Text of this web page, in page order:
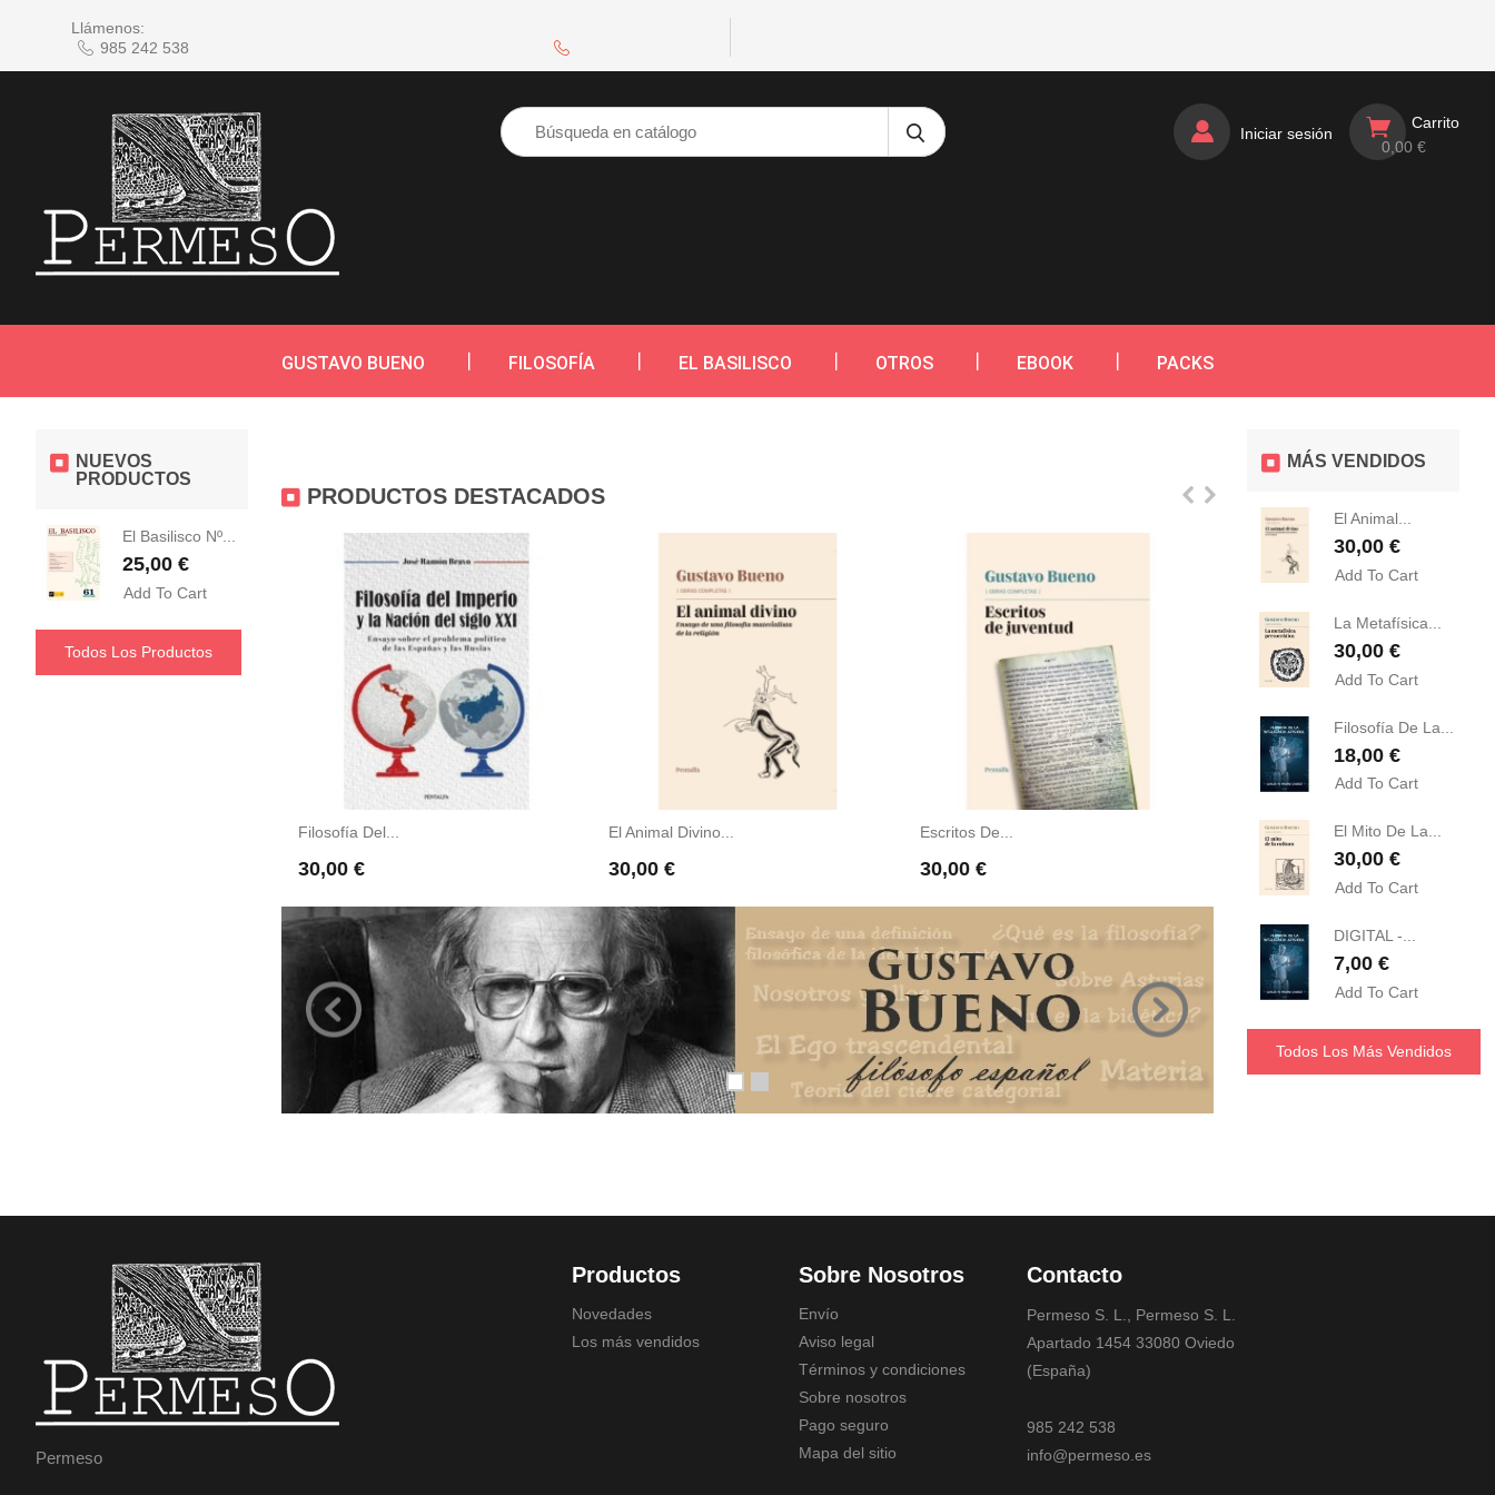
Llámenos:
985 242 538
Carrito
0,00 €
Iniciar sesión
GUSTAVO BUENO FILOSOFÍA EL BASILISCO OTROS EBOOK PACKS
NUEVOS
PRODUCTOS
El Basilisco Nº...
Precio
25,00 €
Add To Cart
Todos Los Productos
PRODUCTOS DESTACADOS
Filosofía Del...
Precio
30,00 €
El Animal Divino...
Precio
30,00 €
Escritos De...
Precio
30,00 €
Filosofía De La...
Precio
18,00 €
MÁS VENDIDOS
El Animal...
Precio
30,00 €
Add To Cart
La Metafísica...
Precio
30,00 €
Add To Cart
Filosofía De La...
Precio
18,00 €
Add To Cart
El Mito De La...
Precio
30,00 €
Add To Cart
DIGITAL -...
Precio
7,00 €
Add To Cart
Todos Los Más Vendidos
Permeso
Productos
Novedades
Los más vendidos
Sobre Nosotros
Envío
Aviso legal
Términos y condiciones
Sobre nosotros
Pago seguro
Mapa del sitio
Contacto
Permeso S. L., Permeso S. L.
Apartado 1454 33080 Oviedo
(España)
985 242 538
info@permeso.es